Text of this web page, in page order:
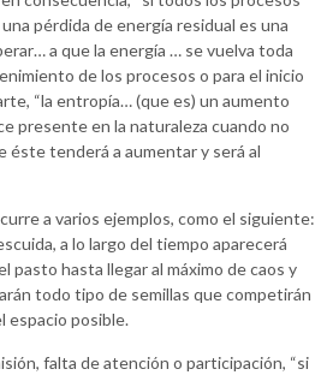
pérdida de energía residual es una
a que la energía … se vuelva toda
de los procesos o para el inicio
“la entropía… (que es) un aumento
presente en la naturaleza cuando no
éste tenderá a aumentar y será al
a varios ejemplos, como el siguiente:
a lo largo del tiempo aparecerá
pasto hasta llegar al máximo de caos y
todo tipo de semillas que competirán
espacio posible.
falta de atención o participación, “si